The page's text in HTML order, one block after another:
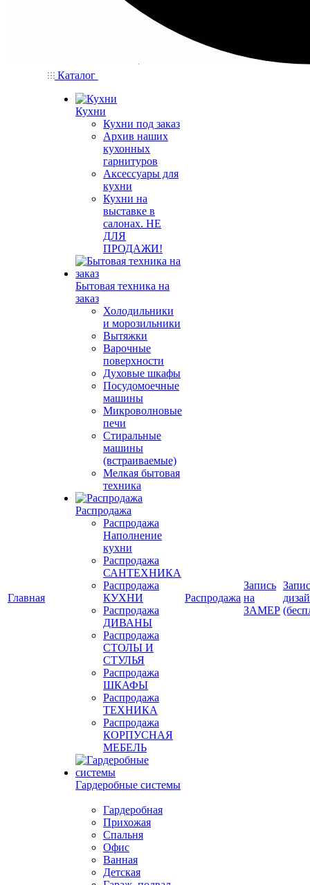
Главная
Каталог
Кухни
Кухни под заказ
Архив наших
кухонных
гарнитуров
Аксессуары для
кухни
Кухни на
выставке в
салонах. НЕ
ДЛЯ
ПРОДАЖИ!
Бытовая техника на
заказ
Холодильники
и морозильники
Вытяжки
Варочные
поверхности
Духовые шкафы
Посудомоечные
машины
Микроволновые
печи
Стиральные
машины
(встраиваемые)
Мелкая бытовая
техника
Распродажа
Распродажа
Наполнение
кухни
Распродажа
САНТЕХНИКА
Распродажа
КУХНИ
Распродажа
ДИВАНЫ
Распродажа
СТОЛЫ И
СТУЛЬЯ
Распродажа
ШКАФЫ
Распродажа
ТЕХНИКА
Распродажа
КОРПУСНАЯ
МЕБЕЛЬ
Гардеробные системы
Гардеробная
Прихожая
Спальня
Офис
Ванная
Детская
Распродажа
Запись
на
ЗАМЕР